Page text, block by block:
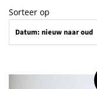
Sorteer op